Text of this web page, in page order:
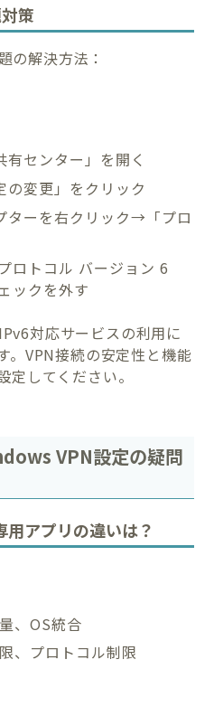
策
の解決方法：
有センター」を開く
の変更」をクリック
ターを右クリック→「プロ
ロトコル バージョン 6
ックを外す
対応サービスの利用に
。VPN接続の安定性と機能
してください。
VPN設定の疑問
アプリの違いは？
、OS統合
、プロトコル制限